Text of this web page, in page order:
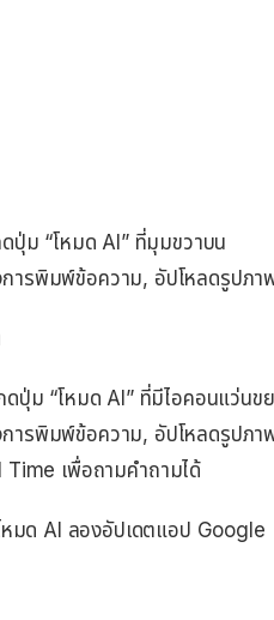
ปุ่ม “โหมด AI” ที่มุมขวาบน
ารพิมพ์ข้อความ, อัปโหลดรูปภา
ปุ่ม “โหมด AI” ที่มีไอคอนแว่นข
ารพิมพ์ข้อความ, อัปโหลดรูปภา
เพื่อถามคำถามได้
มด AI ลองอัปเดตแอป Google